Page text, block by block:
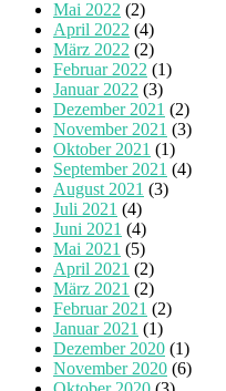
Mai 2022 (2)
April 2022 (4)
März 2022 (2)
Februar 2022 (1)
Januar 2022 (3)
Dezember 2021 (2)
November 2021 (3)
Oktober 2021 (1)
September 2021 (4)
August 2021 (3)
Juli 2021 (4)
Juni 2021 (4)
Mai 2021 (5)
April 2021 (2)
März 2021 (2)
Februar 2021 (2)
Januar 2021 (1)
Dezember 2020 (1)
November 2020 (6)